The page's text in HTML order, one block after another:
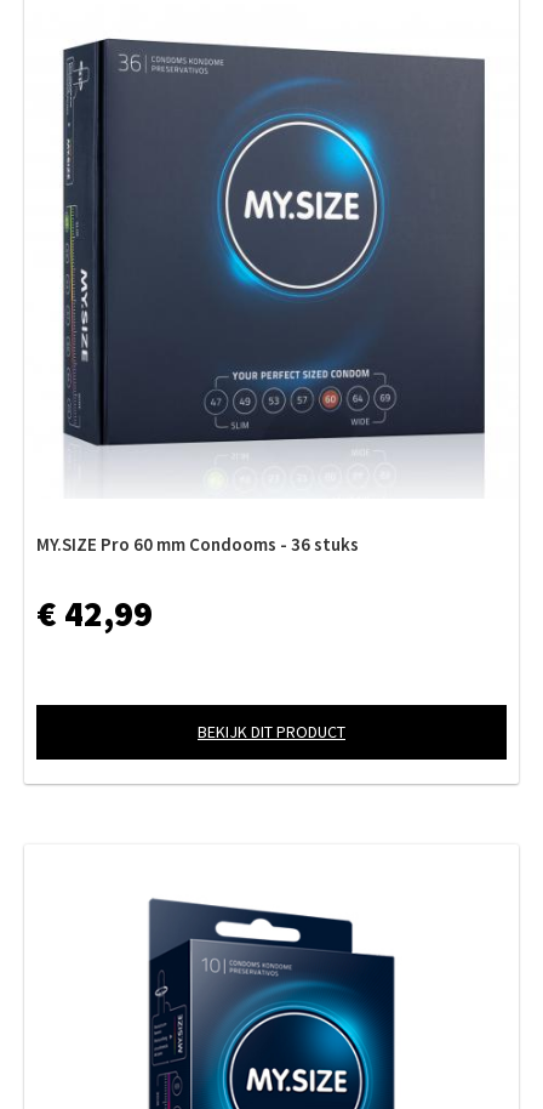
MY.SIZE Pro 60 mm Condooms - 36 stuks
€ 42,99
BEKIJK DIT PRODUCT